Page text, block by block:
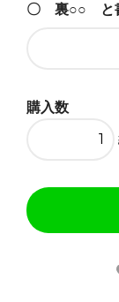
〇 裏○○ と
購入数